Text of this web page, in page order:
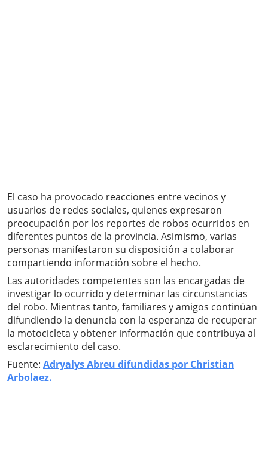
El caso ha provocado reacciones entre vecinos y
usuarios de redes sociales, quienes expresaron
preocupación por los reportes de robos ocurridos en
diferentes puntos de la provincia. Asimismo, varias
personas manifestaron su disposición a colaborar
compartiendo información sobre el hecho.
Las autoridades competentes son las encargadas de
investigar lo ocurrido y determinar las circunstancias
del robo. Mientras tanto, familiares y amigos continúan
difundiendo la denuncia con la esperanza de recuperar
la motocicleta y obtener información que contribuya al
esclarecimiento del caso.
Fuente: Adryalys Abreu difundidas por Christian
Arbolaez.